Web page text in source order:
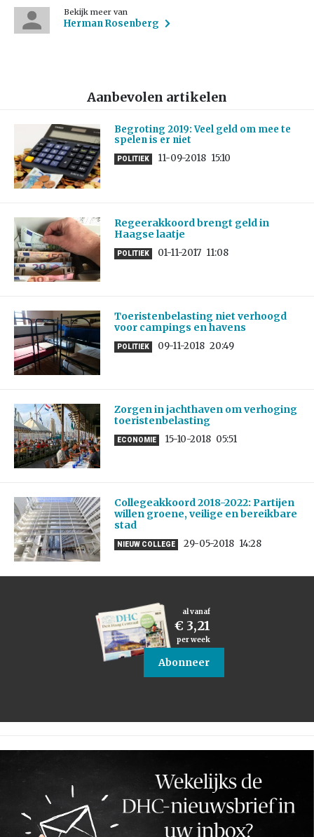
Bekijk meer van
Herman Rosenberg
Aanbevolen artikelen
Begroting 2019: Veel geld om mee te
spelen is er niet
POLITIEK 11-09-2018 15:10
Regeerakkoord brengt geld in
Haagse laatje
POLITIEK 01-11-2017 11:08
Toeristenbelasting niet verhoogd
voor campings en havens
POLITIEK 09-11-2018 20:49
Zorgen in jachthaven om verhoging
toeristenbelasting
ECONOMIE 15-10-2018 05:51
Collegeakkoord 2018-2022: Partijen
willen groene, veilige en bereikbare
stad
NIEUW COLLEGE 29-05-2018 14:28
al vanaf
€ 3,21
per week
Abonneer